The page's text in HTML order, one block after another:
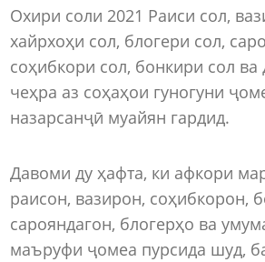
Охири соли 2021 Раиси сол,
хайрхоҳи сол, блогери сол,
соҳибкори сол, бонкири сол
чеҳра аз соҳаҳои гуногуни
назарсанҷӣ муайян гардид.
Давоми ду ҳафта, ки афкори
раисон, вазирон, соҳибкорон,
сарояндагон, блогерҳо ва
маъруфи ҷомеа пурсида шуд,